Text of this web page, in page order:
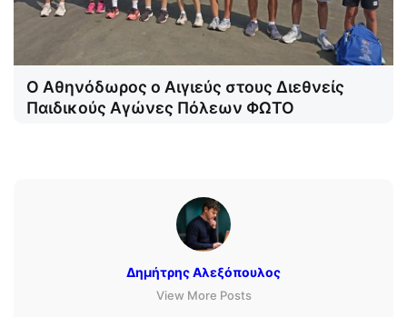
Ο Αθηνόδωρος ο Αιγιεύς στους Διεθνείς
Παιδικούς Αγώνες Πόλεων ΦΩΤΟ
Δημήτρης Αλεξόπουλος
View More Posts